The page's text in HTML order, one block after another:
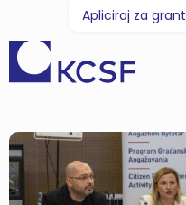
Apliciraj za grant